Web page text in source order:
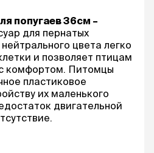
попугаев 36см –
для пернатых
цвета легко
и позволяет птицам
комфортом. Питомцы
пластиковое
их маленького
двигательной